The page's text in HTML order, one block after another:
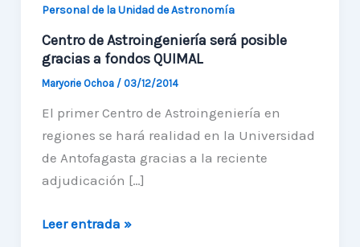
Personal de la Unidad de Astronomía
Centro de Astroingeniería será posible
gracias a fondos QUIMAL
Maryorie Ochoa / 03/12/2014
El primer Centro de Astroingeniería en
regiones se hará realidad en la Universidad
de Antofagasta gracias a la reciente
adjudicación […]
Centro
Leer entrada »